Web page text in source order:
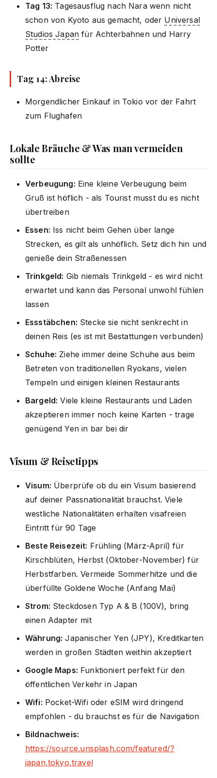
Tag 13: Tagesausflug nach Nara wenn nicht
schon von Kyoto aus gemacht, oder Universal
Studios Japan für Achterbahnen und Harry
Potter
Tag 14: Abreise
Morgendlicher Einkauf in Tokio vor der Fahrt
zum Flughafen
Lokale Bräuche & Was man vermeiden
sollte
Verbeugung: Eine kleine Verbeugung beim
Gruß ist höflich - als Tourist musst du es nicht
übertreiben
Essen: Iss nicht beim Gehen über lange
Strecken, es gilt als unhöflich. Setz dich hin und
genieße dein Straßenessen
Trinkgeld: Gib niemals Trinkgeld - es wird nicht
erwartet und kann das Personal unwohl fühlen
lassen
Essstäbchen: Stecke sie nicht senkrecht in
deinen Reis (es ist mit Bestattungen verbunden)
Schuhe: Ziehe immer deine Schuhe aus beim
Betreten von traditionellen Ryokans, vielen
Tempeln und einigen kleinen Restaurants
Bargeld: Viele kleine Restaurants und Läden
akzeptieren immer noch keine Karten - trage
genügend Yen in bar bei dir
Visum & Reisetipps
Visum: Überprüfe ob du ein Visum basierend
auf deiner Passnationalität brauchst. Viele
westliche Nationalitäten erhalten visafreien
Eintritt für 90 Tage
Beste Reisezeit: Frühling (März-April) für
Kirschblüten, Herbst (Oktober-November) für
Herbstfarben. Vermeide Sommerhitze und die
überfüllte Goldene Woche (Anfang Mai)
Strom: Steckdosen Typ A & B (100V), bring
einen Adapter mit
Währung: Japanischer Yen (JPY), Kreditkarten
werden in großen Städten weithin akzeptiert
Google Maps: Funktioniert perfekt für den
öffentlichen Verkehr in Japan
Wifi: Pocket-Wifi oder eSIM wird dringend
empfohlen - du brauchst es für die Navigation
Bildnachweis:
https://source.unsplash.com/featured/?
japan,tokyo,travel